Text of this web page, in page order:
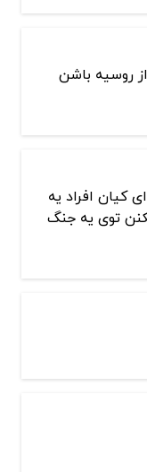
روسیه باشن
کیان افراد یه
توی یه جنگ